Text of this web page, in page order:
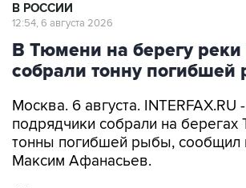
В Тюмени на берегу реки
собрали тонну погибшей
Москва. 6 августа. INTERFAX.RU
тонны погибшей рыбы, сообщил
Максим Афанасьев.
"Начаты важные мероприятия по